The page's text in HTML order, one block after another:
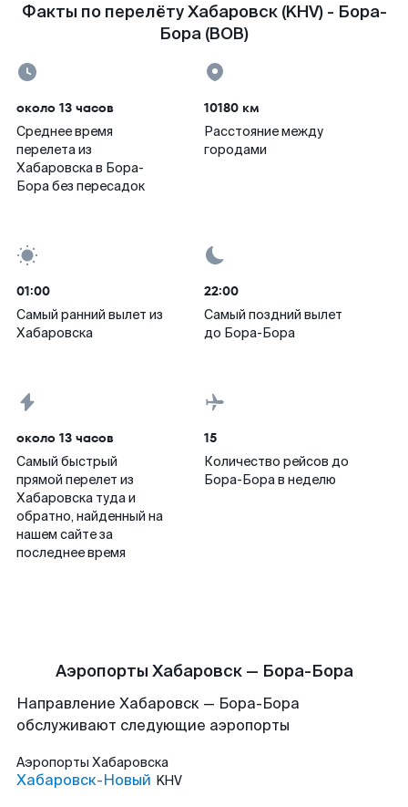
Факты по перелёту Хабаровск (KHV) - Бора-
Бора (BOB)
около 13 часов
Среднее время
перелета из
Хабаровска в Бора-
Бора без пересадок
10180 км
Расстояние между
городами
01:00
Самый ранний вылет из
Хабаровска
22:00
Самый поздний вылет
до Бора-Бора
около 13 часов
Самый быстрый
прямой перелет из
Хабаровска туда и
обратно, найденный на
нашем сайте за
последнее время
15
Количество рейсов до
Бора-Бора в неделю
Аэропорты Хабаровск — Бора-Бора
Направление Хабаровск — Бора-Бора
обслуживают следующие аэропорты
Аэропорты Хабаровска
Хабаровск-Новый KHV